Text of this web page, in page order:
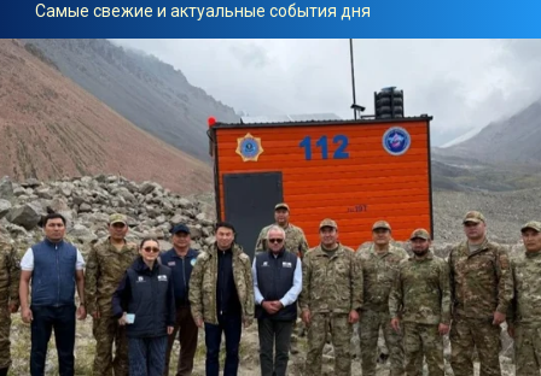
Самые свежие и актуальные события дня